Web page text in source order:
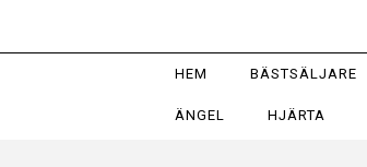
HEM BÄSTSÄLJARE
ÄNGEL HJÄRTA